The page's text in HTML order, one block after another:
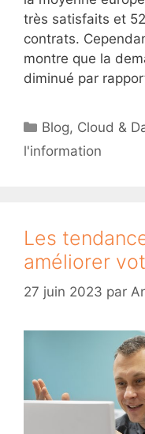
très satisfaits et
contrats.
montre que la
diminué par
Catégories
Blog, Cloud &
l'information
Les
améliorer
27 juin 2023 par